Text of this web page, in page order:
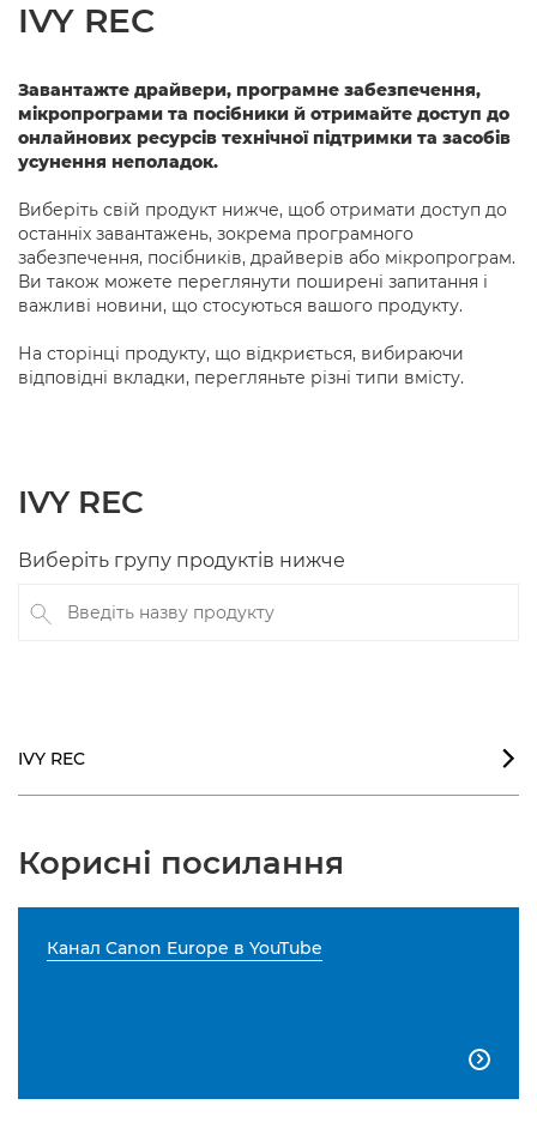
IVY REC
Завантажте драйвери, програмне забезпечення,
мікропрограми та посібники й отримайте доступ до
онлайнових ресурсів технічної підтримки та засобів
усунення неполадок.
Виберіть свій продукт нижче, щоб отримати доступ до
останніх завантажень, зокрема програмного
забезпечення, посібників, драйверів або мікропрограм.
Ви також можете переглянути поширені запитання і
важливі новини, що стосуються вашого продукту.
На сторінці продукту, що відкриється, вибираючи
відповідні вкладки, перегляньте різні типи вмісту.
IVY REC
Виберіть групу продуктів нижче
Введіть назву продукту
IVY REC 
Корисні посилання
Канал Canon Europe в YouTube
